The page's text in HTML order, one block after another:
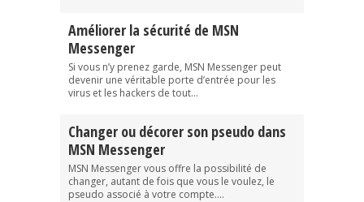
Améliorer la sécurité de MSN
Messenger
Si vous n’y prenez garde, MSN Messenger peut
devenir une véritable porte d’entrée pour les
virus et les hackers de tout...
Changer ou décorer son pseudo dans
MSN Messenger
MSN Messenger vous offre la possibilité de
changer, autant de fois que vous le voulez, le
pseudo associé à votre compte....